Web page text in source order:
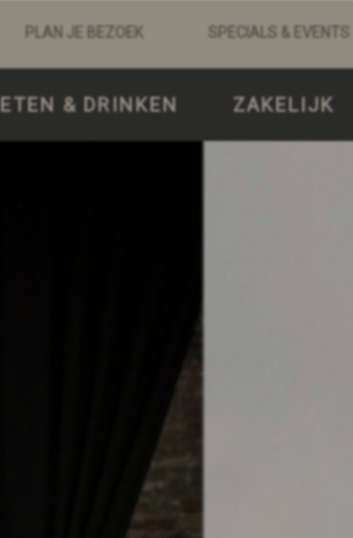
SPECIALS & EVENTS
PLAN JE BEZOEK
ETEN & DRINKEN ZAKELIJK